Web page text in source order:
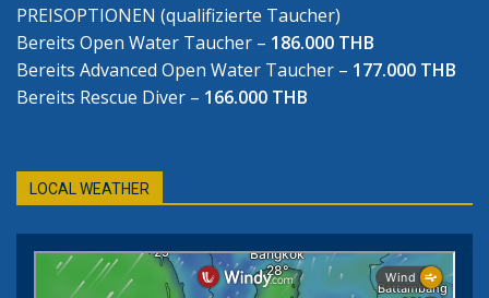
PREISOPTIONEN (qualifizierte Taucher)
Bereits Open Water Taucher – 186.000 THB
Bereits Advanced Open Water Taucher – 177.000 THB
Bereits Rescue Diver – 166.000 THB
LOCAL WEATHER